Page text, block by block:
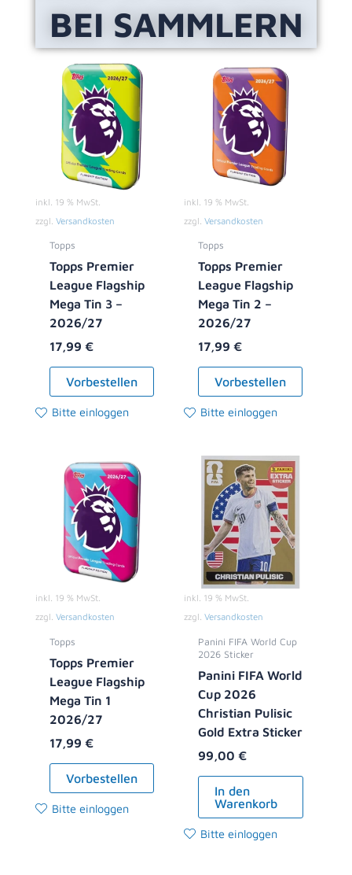
BEI SAMMLERN
inkl. 19 % MwSt.
zzgl. Versandkosten
Topps
Topps Premier
League Flagship
Mega Tin 3 –
2026/27
17,99 €
Vorbestellen
Bitte einloggen
inkl. 19 % MwSt.
zzgl. Versandkosten
Topps
Topps Premier
League Flagship
Mega Tin 2 –
2026/27
17,99 €
Vorbestellen
Bitte einloggen
inkl. 19 % MwSt.
zzgl. Versandkosten
Topps
Topps Premier
League Flagship
Mega Tin 1
2026/27
17,99 €
Vorbestellen
Bitte einloggen
inkl. 19 % MwSt.
zzgl. Versandkosten
Panini FIFA World Cup
2026 Sticker
Panini FIFA World
Cup 2026
Christian Pulisic
Gold Extra Sticker
99,00 €
In den
Warenkorb
Bitte einloggen